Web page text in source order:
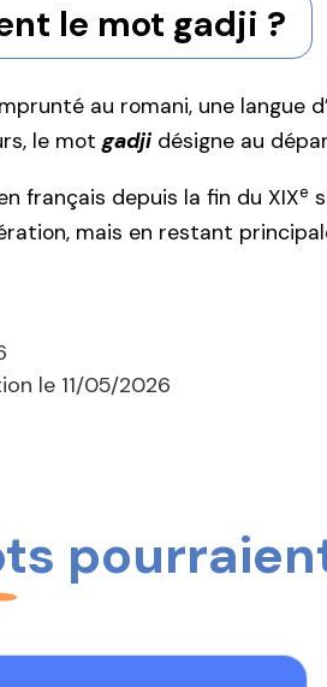
le mot gadji ?
au romani, une langue
le mot gadji désigne au
français depuis la fin du XIXe
mais en restant
le 11/05/2026